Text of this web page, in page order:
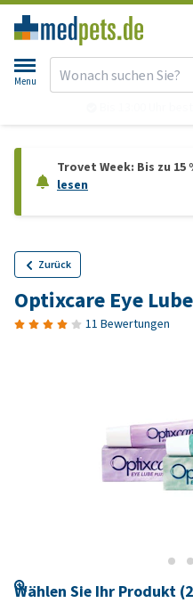
Menu
Trovet Week: Bis zu
lesen
Zurück
Optixcare Eye Lube
11 Bewertungen
Wählen Sie Ihr Produkt